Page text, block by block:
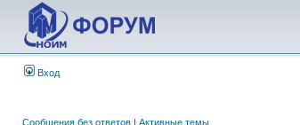
Вход
Сообщения без ответов | Активные темы